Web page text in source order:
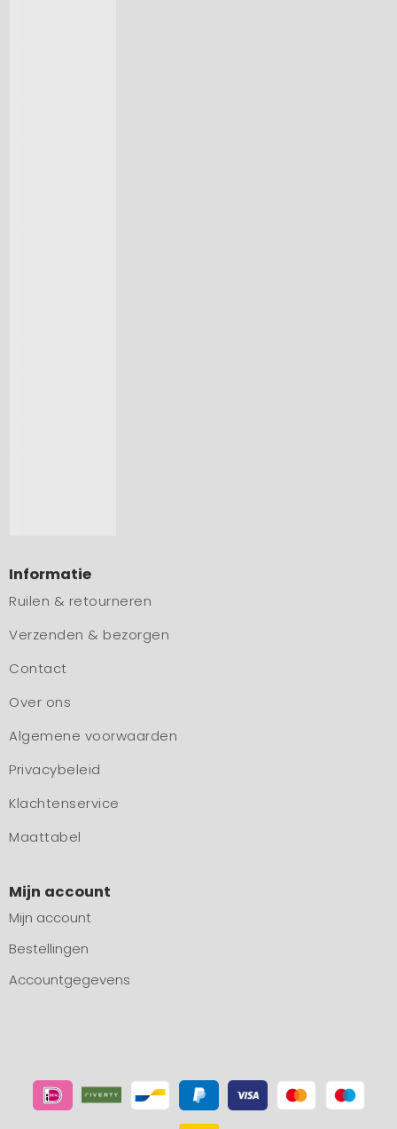
Informatie
Ruilen & retourneren
Verzenden & bezorgen
Contact
Over ons
Algemene voorwaarden
Privacybeleid
Klachtenservice
Maattabel
Mijn account
Mijn account
Bestellingen
Accountgegevens